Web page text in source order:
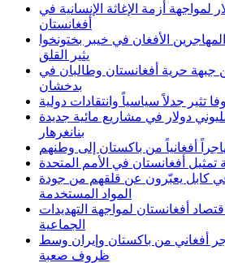
9 مليون دولار لمواجهة أزمة الإغاثة الإنسانية في
أفغانستان
الأفغان في خيبر بختونخوا
يثير القلق
جبهة حرية أفغانستان وطالبان في
بدخشان
تثير جدلاً سياسياً وانتقادات دولية
دولار في مشاريع مائية جديدة
بنانغرهار
تمثيل أفغانستان في الأمم المتحدة
في كابل يعبّرون عن قلقهم من جودة
المواد المستخدمة
أفغانستان لمواجهة التهديدات
الجماعية
من 2000 مهاجر أفغاني من باكستان وإيران وسط
ظروف صعبة